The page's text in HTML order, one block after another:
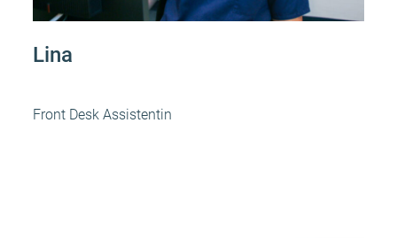
Lina
Front Desk Assistentin